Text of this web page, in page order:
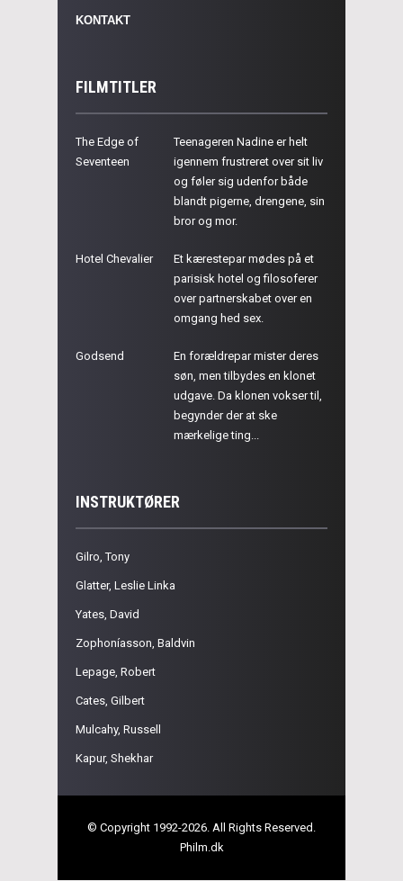
KONTAKT
FILMTITLER
The Edge of
Seventeen
Teenageren Nadine er helt
igennem frustreret over sit liv
og føler sig udenfor både
blandt pigerne, drengene, sin
bror og mor.
Hotel Chevalier
Et kærestepar mødes på et
parisisk hotel og filosoferer
over partnerskabet over en
omgang hed sex.
Godsend
En forældrepar mister deres
søn, men tilbydes en klonet
udgave. Da klonen vokser til,
begynder der at ske
mærkelige ting...
INSTRUKTØRER
Gilro, Tony
Glatter, Leslie Linka
Yates, David
Zophoníasson, Baldvin
Lepage, Robert
Cates, Gilbert
Mulcahy, Russell
Kapur, Shekhar
© Copyright 1992-2026. All Rights Reserved.
Philm.dk